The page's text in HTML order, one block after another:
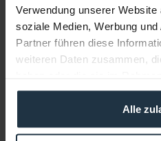
Verwendung unserer
soziale Medien, Werbung
Partner führen diese
weiteren Daten zusammen,
gesammelt haben.
Alle